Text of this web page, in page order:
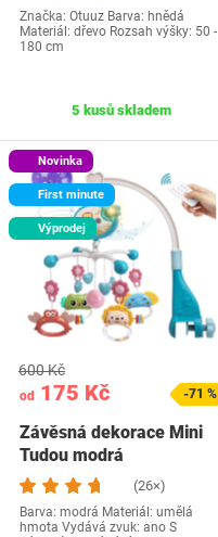
Značka: Otuuz Barva: hnědá
Materiál: dřevo Rozsah výšky: 50 -
180 cm
5 kusů skladem
Novinka
First minute
Výprodej
od 175 Kč
600 Kč
-71 %
Závěsná dekorace Mini
Tudou modrá
(26×)
Barva: modrá Materiál: umělá
hmota Vydává zvuk: ano S